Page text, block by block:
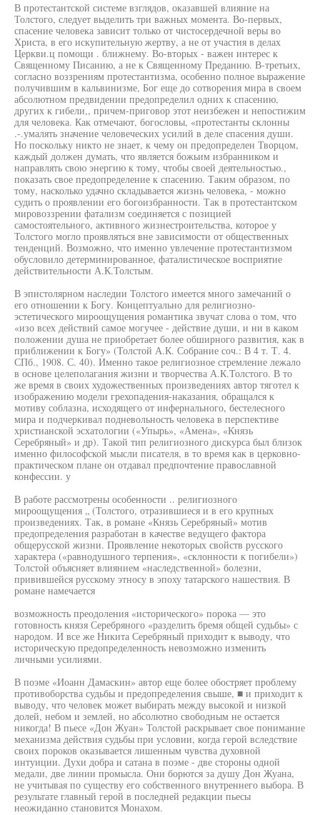
В протестантской системе взглядов, оказавшей влияние на
Толстого, следует выделить три важных момента. Во-первых,
спасение человека зависит только от чистосердечной веры во
Христа, в его искупительную жертву, а не от участия в делах
Церкви.ц помощи . ближнему. Во-вторых - важен интерес к
Священному Писанию, а не к Священному Преданию. В-третьих,
согласно воззрениям протестантизма, особенно полное выражение
получившим в кальвинизме, Бог еще до сотворения мира в своем
абсолютном предвидении предопределил одних к спасению,
других к гибели,, причем-приговор этот неизбежен и непостижим
для человека. Как отмечают, богословы, «протестанты склонны
.-.умалять значение человеческих усилий в деле спасения души.
Но поскольку никто не знает, к чему он предопределен Творцом,
каждый должен думать, что является божьим избранником и
направлять свою энергию к тому, чтобы своей деятельностью.,
показать свое предопределение к спасению. Таким образом, по
тому, насколько удачно складывается жизнь человека, - можно
судить о проявлении его богоизбранности. Так в протестантском
мировоззрении фатализм соединяется с позицией
самостоятельного, активного жизнестроительства, которое у
Толстого могло проявляться вне зависимости от общественных
тенденций. Возможно, что именно увлечение протестантизмом
обусловило детерминированное, фаталистическое восприятие
действительности А.К.Толстым.
В эпистолярном наследии Толстого имеется много замечаний о
его отношении к Богу. Концептуально для религиозно-
эстетического мироощущения романтика звучат слова о том, что
«изо всех действий самое могучее - действие души, и ни в каком
положении душа не приобретает более обширного развития, как в
приближении к Богу» (Толстой А.К. Собрание соч.: В 4 т. Т. 4.
СПб., 1908. С. 40). Именно такое религиозное стремление лежало
в основе целеполагания жизни и творчества А.К.Толстого. В то
же время в своих художественных произведениях автор тяготел к
изображению модели грехопадения-наказания, обращался к
мотиву соблазна, исходящего от инфернального, бестелесного
мира и подчеркивал подневольность человека в перспективе
христианской эсхатологии («Упырь», «Амена», «Князь
Серебряный» и др). Такой тип религиозного дискурса был близок
именно философской мысли писателя, в то время как в церковно-
практическом плане он отдавал предпочтение православной
конфессии. у
В работе рассмотрены особенности .. религиозного
мироощущения „ (Толстого, отразившиеся и в его крупных
произведениях. Так, в романе «Князь Серебряный» мотив
предопределения разработан в качестве ведущего фактора
общерусской жизни. Проявление некоторых свойств русского
характера («равнодушного терпения», «склонности к погибели»)
Толстой объясняет влиянием «наследственной» болезни,
привившейся русскому этносу в эпоху татарского нашествия. В
романе намечается
возможность преодоления «исторического» порока — это
готовность князя Серебряного «разделить бремя общей судьбы» с
народом. И все же Никита Серебряный приходит к выводу, что
историческую предопределенность невозможно изменить
личными усилиями.
В поэме «Иоанн Дамаскин» автор еще более обостряет проблему
противоборства судьбы и предопределения свыше, ■ и приходит к
выводу, что человек может выбирать между высокой и низкой
долей, небом и землей, но абсолютно свободным не остается
никогда! В пьесе «Дон Жуан» Толстой раскрывает свое понимание
механизма действия судьбы при условии, когда герой вследствие
своих пороков оказывается лишенным чувства духовной
интуиции. Духи добра и сатана в поэме - две стороны одной
медали, две линии промысла. Они борются за душу Дон Жуана,
не учитывая по существу его собственного внутреннего выбора. В
результате главный герой в последней редакции пьесы
неожиданно становится Монахом.